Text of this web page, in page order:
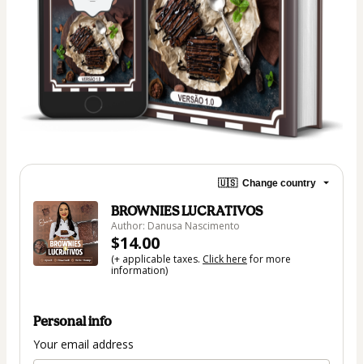
🇺🇸 Change country
BROWNIES LUCRATIVOS
Author: Danusa Nascimento
$14.00
(+ applicable taxes. Click herefor more
information)
Personal info
Your email address